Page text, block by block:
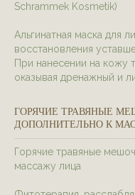
Schrammek Kosmetik)
Альгинатная маска для
восстановления
При нанесении на кожу
оказывая дренажный и
ГОРЯЧИЕ ТРАВЯНЫЕ
ДОПОЛНИТЕЛЬНО К
Горячие травяные
массажу лица